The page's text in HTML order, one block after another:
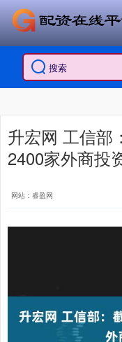
升宏网 工信部
2400家外商投
网站：睿盈网